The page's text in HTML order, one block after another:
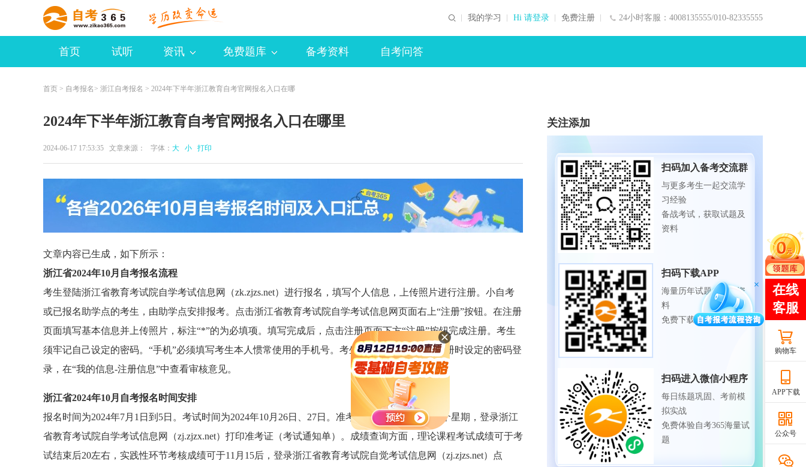
24小时客服：4008135555/010-82335555
我的学习 Hi 请登录 免费注册
首页 试听 资讯 免费题库 备考资料 自考问答
首页 > 自考报名 > 浙江自考报名 > 2024年下半年浙江教育自考官网报名入口在哪
2024年下半年浙江教育自考官网报名入口在哪里
2024-06-17 17:53:35 文章来源： 字体： 大 小 打印
文章内容已生成，如下所示：
浙江省2024年10月自考报名流程
考生登陆浙江省教育考试院自学考试信息网（zk.zjzs.net）进行报名，填写个人信息，上传照片进行注册。小自考
或已报名助学点的考生，由助学点安排报考。点击浙江省教育考试院自学考试信息网页面右上“注册”按钮。在注册
页面填写基本信息并上传照片，标注“*”的为必填项。填写完成后，点击注册页面下方“注册”按钮完成注册。考生
须牢记自己设定的密码。“手机”必须填写考生本人惯常使用的手机号。考生可使用身份证号和注册时设定的密码登
录，在“我的信息-注册信息”中查看审核意见。
浙江省2024年10月自考报名时间安排
报名时间为2024年7月1日到5日。考试时间为2024年10月26日、27日。准考证打印时间为考前一个星期，登录浙江
省教育考试院自学考试信息网（zj.zjzx.net）打印准考证（考试通知单）。成绩查询方面，理论课程考试成绩可于考
试结束后20左右，实践性环节考核成绩可于11月15后，登录浙江省教育考试院自觉考试信息网（zj.zjzs.net）点
关注添加
扫码加入备考交流群
与更多考生一起交流学
习经验
备战考试，获取试题及
资料
扫码下载APP
海量历年试题、备考资
料
免费下载领取
扫码进入微信小程序
每日练题巩固、考前模
拟实战
免费体验自考365海量试
题
购物车
APP下载
公众号